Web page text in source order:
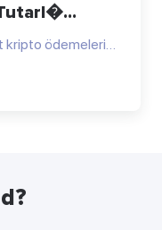
kripto ödemeleri…